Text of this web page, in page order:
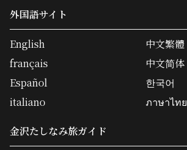
外国語サイト
English
français
Español
italiano
中文繁體
中文简体
한국어
ภาษาไทย
金沢たしなみ旅ガイド